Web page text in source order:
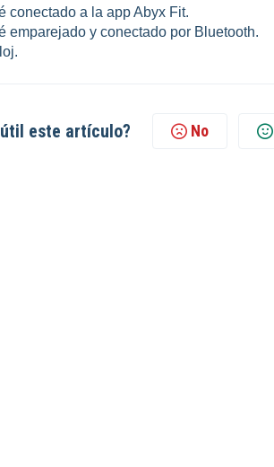
conectado a la app Abyx Fit.
emparejado y conectado por Bluetooth.
este artículo? No